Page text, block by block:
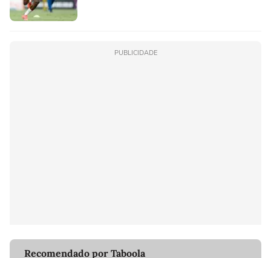
PUBLICIDADE
Recomendado por Taboola